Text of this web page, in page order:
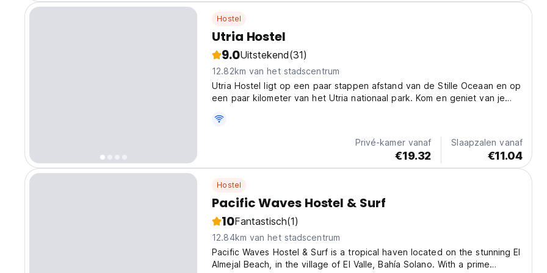
Hostel
Utria Hostel
9.0Uitstekend(31)
12.82km van het stadscentrum
Utria Hostel ligt op een paar stappen afstand van de Stille Oceaan en op
een paar kilometer van het Utria nationaal park. Kom en geniet van je
Privé-kamer vanaf
€19.32
Slaapzalen vanaf
€11.04
Hostel
Pacific Waves Hostel & Surf
10Fantastisch(1)
12.84km van het stadscentrum
Pacific Waves Hostel & Surf is a tropical haven located on the stunning El
Almejal Beach, in the village of El Valle, Bahía Solano. With a prime